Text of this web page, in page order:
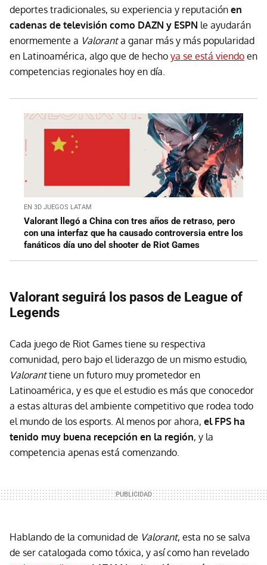
deportes tradicionales, su experiencia y reputación en
cadenas de televisión como DAZN y ESPN le ayudarán
enormemente a Valoranta ganar más y más popularidad
en Latinoamérica, algo que de hecho ya se está viendo en
competencias regionales hoy en día.
EN 3D JUEGOS LATAM
Valorant llegó a China con tres años de retraso, pero
con una interfaz que ha causado controversia entre los
fanáticos día uno del shooter de Riot Games
Valorant seguirá los pasos de League of
Legends
Cada juego de Riot Games tiene su respectiva
comunidad, pero bajo el liderazgo de un mismo estudio,
Valoranttiene un futuro muy prometedor en
Latinoamérica, y es que el estudio es más que conocedor
a estas alturas del ambiente competitivo que rodea todo
el mundo de los esports. Al menos por ahora, el FPS ha
tenido muy buena recepción en la región, y la
competencia apenas está comenzando.
Hablando de la comunidad de Valorant, esta no se salva
de ser catalogada como tóxica, y así como han revelado